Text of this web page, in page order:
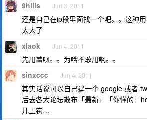
9hills Jun 3, 2011
还是自己在ip段里面找一个吧。。这种
太大了
xlaok Jun 4, 2011
先用着呗。。为啥不敢用啊。。
sinxccc Jun 4, 2011
其实话说可以自己建一个 google 或者
后去各大论坛散布「最新」「你懂的」
儿上钩…